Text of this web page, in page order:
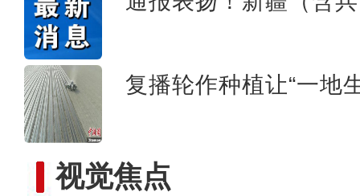
复播轮作种植让“一地
视觉焦点